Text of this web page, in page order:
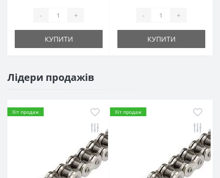
- +
КУПИТИ
- +
КУПИТИ
Лідери продажів
Хіт продаж Хіт продаж